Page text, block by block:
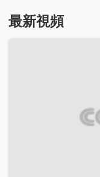
最新視頻